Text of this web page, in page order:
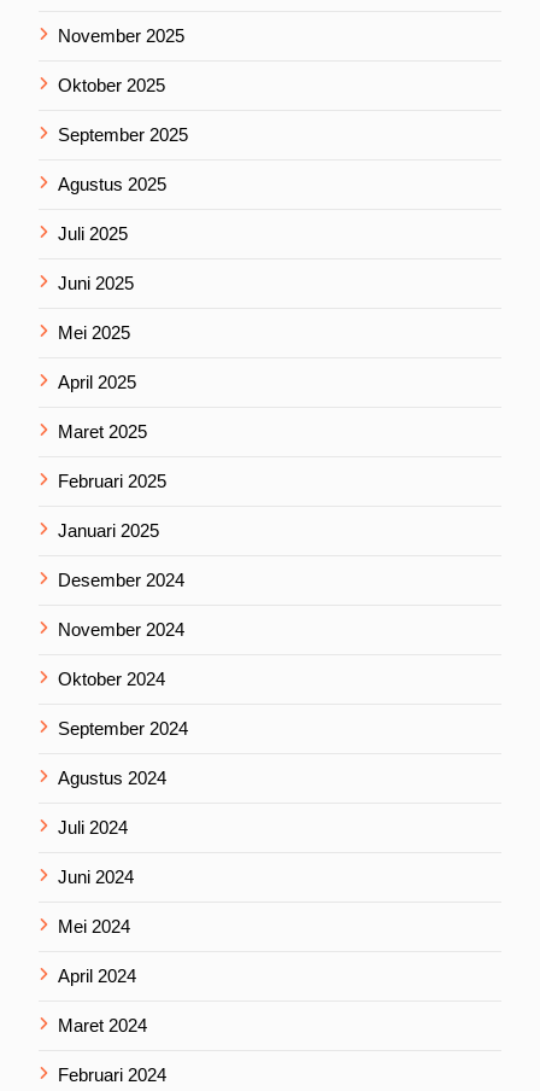
November 2025
Oktober 2025
September 2025
Agustus 2025
Juli 2025
Juni 2025
Mei 2025
April 2025
Maret 2025
Februari 2025
Januari 2025
Desember 2024
November 2024
Oktober 2024
September 2024
Agustus 2024
Juli 2024
Juni 2024
Mei 2024
April 2024
Maret 2024
Februari 2024